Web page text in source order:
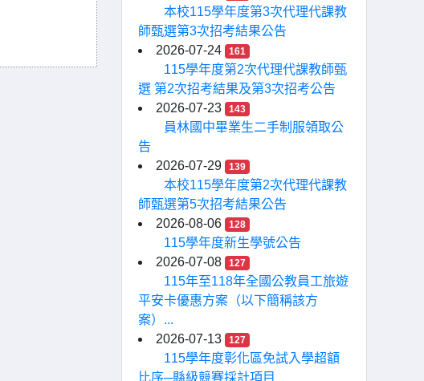
本校115學年度第3次代理代課教
師甄選第3次招考結果公告
2026-07-24
161
115學年度第2次代理代課教師甄
選 第2次招考結果及第3次招考公告
2026-07-23
143
員林國中畢業生二手制服領取公
告
2026-07-29
139
本校115學年度第2次代理代課教
師甄選第5次招考結果公告
2026-08-06
128
115學年度新生學號公告
2026-07-08
127
115年至118年全國公教員工旅遊
平安卡優惠方案（以下簡稱該方
案）...
2026-07-13
127
115學年度彰化區免試入學超額
比序─縣級競賽採計項目